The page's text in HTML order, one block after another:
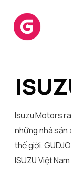
Isuzu Motors
những nhà sản
thế giới.
ISUZU Việt